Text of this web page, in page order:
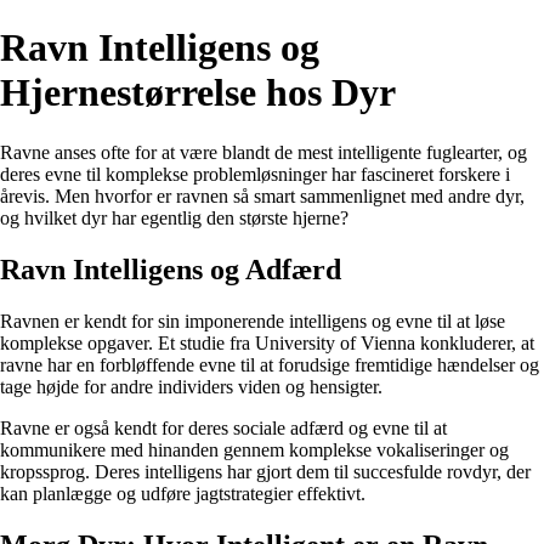
Ravn Intelligens og
Hjernestørrelse hos Dyr
Ravne anses ofte for at være blandt de mest intelligente fuglearter, og
deres evne til komplekse problemløsninger har fascineret forskere i
årevis. Men hvorfor er ravnen så smart sammenlignet med andre dyr,
og hvilket dyr har egentlig den største hjerne?
Ravn Intelligens og Adfærd
Ravnen er kendt for sin imponerende intelligens og evne til at løse
komplekse opgaver. Et studie fra University of Vienna konkluderer, at
ravne har en forbløffende evne til at forudsige fremtidige hændelser og
tage højde for andre individers viden og hensigter.
Ravne er også kendt for deres sociale adfærd og evne til at
kommunikere med hinanden gennem komplekse vokaliseringer og
kropssprog. Deres intelligens har gjort dem til succesfulde rovdyr, der
kan planlægge og udføre jagtstrategier effektivt.